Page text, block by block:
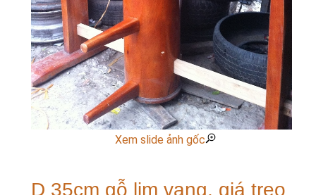
Xem slide ảnh gốc
D 35cm gỗ lim vang, giá treo